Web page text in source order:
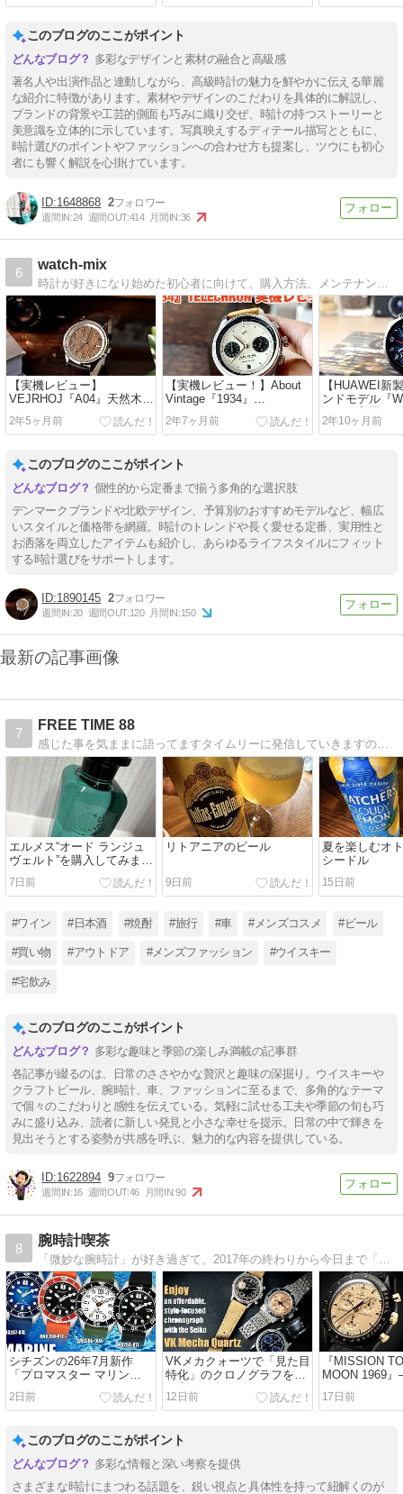
～』より
このブログのここがポイント
多彩なデザインと素材の融合と高級感
著名人や出演作品と連動しながら、高級時計の魅力を鮮やかに伝える華麗
な紹介に特徴があります。素材やデザインのこだわりを具体的に解説し、
ブランドの背景や工芸的側面も巧みに織り交ぜ、時計の持つストーリーと
美意識を立体的に示しています。写真映えするディテール描写とともに、
時計選びのポイントやファッションへの合わせ方も提案し、ツウにも初心
者にも響く解説を心掛けています。
1648868 2
週間IN:24 週間OUT:414 月間IN:36
6
watch-mix
【実機レビュー】
VEJRHOJ『A04』天然木と
メタルのミックススタイル
が魅力！
2年5ヶ月前
【実機レビュー！】About
Vintage『1934』
TELECHRONのデザインを
徹底チェック！
2年7ヶ月前
【HUAWEI新
ンドモデル『
GT4』実機レ
2年10ヶ月前
このブログのここがポイント
個性的から定番まで揃う多角的な選択肢
デンマークブランドや北欧デザイン、予算別のおすすめモデルなど、幅広
いスタイルと価格帯を網羅。時計のトレンドや長く愛せる定番、実用性と
お洒落を両立したアイテムも紹介し、あらゆるライフスタイルにフィット
する時計選びをサポートします。
1890145 2
週間IN:20 週間OUT:120 月間IN:150
最新の記事画像
7
FREE TIME 88
感じた事を気ままに語ってますタイムリーに発信していきますので遊びに来てください。
エルメス“オード ランジュ
ヴェルト”を購入してみまし
7日前
リトアニアのビール
9日前
夏を楽しむオ
シードル
15日前
#ワイン #日本酒 #焼酎 #旅行 #車 #メンズコスメ #ビール
#買い物 #アウトドア #メンズファッション #ウイスキー
#宅飲み
このブログのここがポイント
多彩な趣味と季節の楽しみ満載の記事群
各記事が綴るのは、日常のささやかな贅沢と趣味の深掘り。ウイスキーや
クラフトビール、腕時計、車、ファッションに至るまで、多角的なテーマ
で個々のこだわりと感性を伝えている。気軽に試せる工夫や季節の旬も巧
みに盛り込み、読者に新しい発見と小さな幸せを提示。日常の中で輝きを
見出そうとする姿勢が共感を呼ぶ、魅力的な内容を提供している。
1622894 9
週間IN:16 週間OUT:46 月間IN:90
8
腕時計喫茶
シチズンの26年7月新作
「プロマスター マリン
（BN0266-07E、BN0268-
01Eなど）」は、今夏一番
2日前
VKメカクォーツで「見た目
特化」のクロノグラフを
〝安く〟楽しむ
12日前
『MISSION
MOON 1969』
も欲しいムー
新作が来る！！
17日前
このブログのここがポイント
多彩な情報と深い考察を提供
さまざまな時計にまつわる話題を、鋭い視点と具体性を持って紐解くのが